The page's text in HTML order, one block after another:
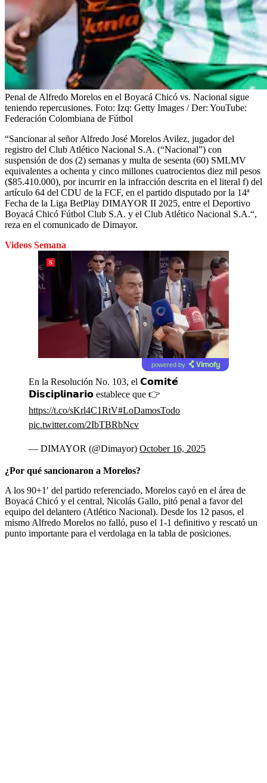
Penal de Alfredo Morelos en el Boyacá Chicó vs. Nacional sigue
teniendo repercusiones. Foto: Izq: Getty Images / Der: YouTube:
Federación Colombiana de Fútbol
“Sancionar al señor Alfredo José Morelos Avilez, jugador del
registro del Club Atlético Nacional S.A. (“Nacional”) con
suspensión de dos (2) semanas y multa de sesenta (60) SMLMV
equivalentes a ochenta y cinco millones cuatrocientos diez mil pesos
($85.410.000), por incurrir en la infracción descrita en el literal f) del
artículo 64 del CDU de la FCF, en el partido disputado por la 14ª
Fecha de la Liga BetPlay DIMAYOR II 2025, entre el Deportivo
Boyacá Chicó Fútbol Club S.A. y el Club Atlético Nacional S.A.“,
reza en el comunicado de Dimayor.
Videos Semana
powered by
En la Resolución No. 103, el 𝗖𝗼𝗺𝗶𝘁𝗲́
𝗗𝗶𝘀𝗰𝗶𝗽𝗹𝗶𝗻𝗮𝗿𝗶𝗼 establece que 👉
https://t.co/sKrl4C1RtV#LoDamosTodo
pic.twitter.com/2IbTBRbNcv
— DIMAYOR (@Dimayor) October 16, 2025
¿Por qué sancionaron a Morelos?
A los 90+1′ del partido referenciado, Morelos cayó en el área de
Boyacá Chicó y el central, Nicolás Gallo, pitó penal a favor del
equipo del delantero (Atlético Nacional). Desde los 12 pasos, el
mismo Alfredo Morelos no falló, puso el 1-1 definitivo y rescató un
punto importante para el verdolaga en la tabla de posiciones.